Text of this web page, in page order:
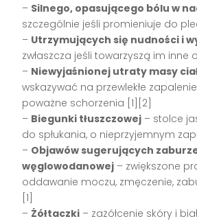
– Silnego, opasującego bólu w
szczególnie jeśli promieniuje do
– Utrzymujących się nudności i
zwłaszcza jeśli towarzyszą im inne
– Niewyjaśnionej utraty masy
wskazywać na przewlekłe
poważne schorzenia [1][2]
– Biegunki tłuszczowej – stolce
do spłukania, o nieprzyjemnym
– Objawów sugerujących
węglowodanowej – zwiększone
oddawanie moczu, zmęczenie,
[1]
– Żółtaczki – zażółcenie skóry i